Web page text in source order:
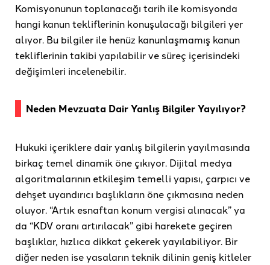
Komisyonunun toplanacağı tarih ile komisyonda
hangi kanun tekliflerinin konuşulacağı bilgileri yer
alıyor. Bu bilgiler ile henüz kanunlaşmamış kanun
tekliflerinin takibi yapılabilir ve süreç içerisindeki
değişimleri incelenebilir.
Neden Mevzuata Dair Yanlış Bilgiler Yayılıyor?
Hukuki içeriklere dair yanlış bilgilerin yayılmasında
birkaç temel dinamik öne çıkıyor. Dijital medya
algoritmalarının etkileşim temelli yapısı, çarpıcı ve
dehşet uyandırıcı başlıkların öne çıkmasına neden
oluyor. “Artık esnaftan konum vergisi alınacak” ya
da “KDV oranı artırılacak” gibi harekete geçiren
başlıklar, hızlıca dikkat çekerek yayılabiliyor. Bir
diğer neden ise yasaların teknik dilinin geniş kitleler